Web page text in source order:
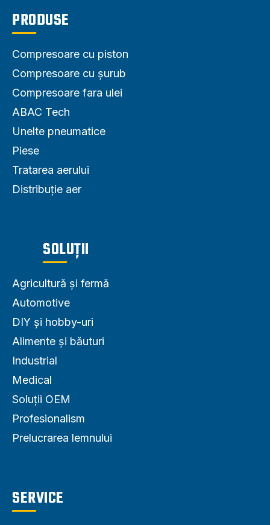
PRODUSE
Compresoare cu piston
Compresoare cu șurub
Compresoare fara ulei
ABAC Tech
Unelte pneumatice
Piese
Tratarea aerului
Distribuție aer
SOLUȚII
Agricultură și fermă
Automotive
DIY și hobby-uri
Alimente și băuturi
Industrial
Medical
Soluții OEM
Profesionalism
Prelucrarea lemnului
SERVICE